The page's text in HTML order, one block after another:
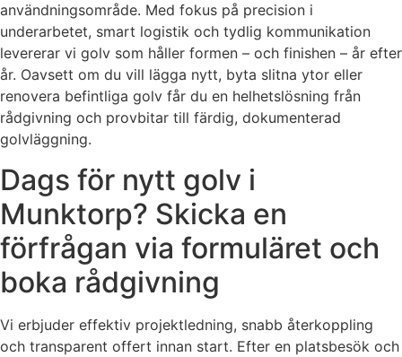
användningsområde. Med fokus på precision i
underarbetet, smart logistik och tydlig kommunikation
levererar vi golv som håller formen – och finishen – år efter
år. Oavsett om du vill lägga nytt, byta slitna ytor eller
renovera befintliga golv får du en helhetslösning från
rådgivning och provbitar till färdig, dokumenterad
golvläggning.
Dags för nytt golv i
Munktorp? Skicka en
förfrågan via formuläret och
boka rådgivning
Vi erbjuder effektiv projektledning, snabb återkoppling
och transparent offert innan start. Efter en platsbesök och